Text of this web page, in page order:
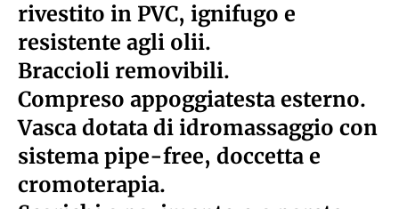
rivestito in PVC, ignifugo e
resistente agli olii.
Braccioli removibili.
Compreso appoggiatesta esterno.
Vasca dotata di idromassaggio con
sistema pipe-free, doccetta e
cromoterapia.